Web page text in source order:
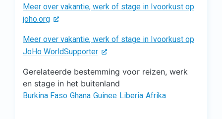
Meer over vakantie, werk of stage in Ivoorkust op
joho.org
Meer over vakantie, werk of stage in Ivoorkust op
JoHo WorldSupporter
Gerelateerde bestemming voor reizen, werk
en stage in het buitenland
Burkina Faso Ghana Guinee Liberia Afrika